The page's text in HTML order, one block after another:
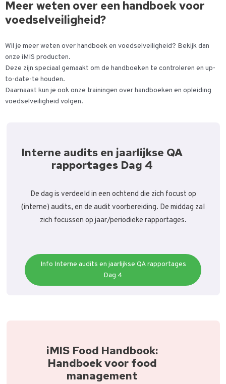
Meer weten over een handboek voor
voedselveiligheid?
Wil je meer weten over handboek en voedselveiligheid? Bekijk dan
onze iMIS producten.
Deze zijn speciaal gemaakt om de handboeken te controleren en up-
to-date-te houden.
Daarnaast kun je ook onze trainingen over handboeken en opleiding
voedselveiligheid volgen.
Interne audits en jaarlijkse QA
rapportages Dag 4
De dag is verdeeld in een ochtend die zich focust op
(interne) audits, en de audit voorbereiding. De middag zal
zich focussen op jaar/periodieke rapportages.
Info Interne audits en jaarlijkse QA rapportages
Dag 4
iMIS Food Handbook:
Handboek voor food
management